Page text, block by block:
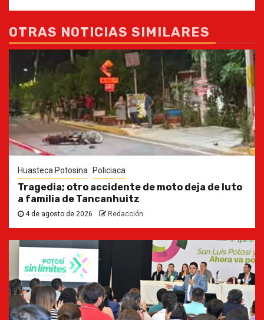
OTRAS NOTICIAS SIMILARES
Huasteca Potosina Policiaca
Tragedia; otro accidente de moto deja de luto
a familia de Tancanhuitz
4 de agosto de 2026 Redacción